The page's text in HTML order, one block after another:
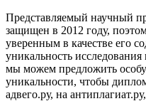
Представляемый научный
защищен в 2012 году,
уверенным в качестве его
уникальность
мы можем предложить
уникальности, чтобы
адвего.ру, на